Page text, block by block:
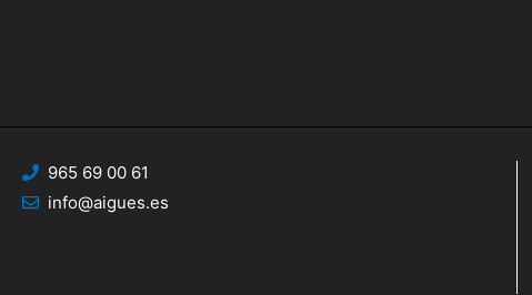
965 69 00 61
info@aigues.es